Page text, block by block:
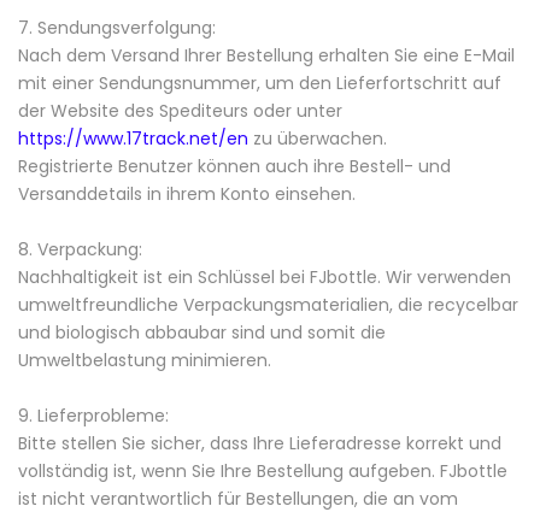
7. Sendungsverfolgung:
Nach dem Versand Ihrer Bestellung erhalten Sie eine E-Mail
mit einer Sendungsnummer, um den Lieferfortschritt auf
der Website des Spediteurs oder unter
https://www.17track.net/en zu überwachen.
Registrierte Benutzer können auch ihre Bestell- und
Versanddetails in ihrem Konto einsehen.
8. Verpackung:
Nachhaltigkeit ist ein Schlüssel bei FJbottle. Wir verwenden
umweltfreundliche Verpackungsmaterialien, die recycelbar
und biologisch abbaubar sind und somit die
Umweltbelastung minimieren.
9. Lieferprobleme:
Bitte stellen Sie sicher, dass Ihre Lieferadresse korrekt und
vollständig ist, wenn Sie Ihre Bestellung aufgeben. FJbottle
ist nicht verantwortlich für Bestellungen, die an vom